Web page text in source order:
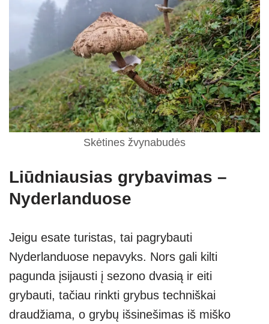
Skėtines žvynabudės
Liūdniausias grybavimas –
Nyderlanduose
Jeigu esate turistas, tai pagrybauti
Nyderlanduose nepavyks. Nors gali kilti
pagunda įsijausti į sezono dvasią ir eiti
grybauti, tačiau rinkti grybus techniškai
draudžiama, o grybų išsinešimas iš miško